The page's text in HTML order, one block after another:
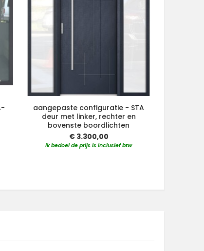
aangepaste configuratie - STA
deur met linker, rechter en
bovenste boordlichten
€ 3.300,00
ik bedoel de prijs is inclusief btw